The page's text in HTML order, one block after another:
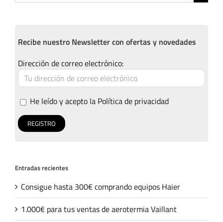
Recibe nuestro Newsletter con ofertas y novedades
Dirección de correo electrónico:
He leído y acepto la Política de privacidad
Entradas recientes
Consigue hasta 300€ comprando equipos Haier
1.000€ para tus ventas de aerotermia Vaillant